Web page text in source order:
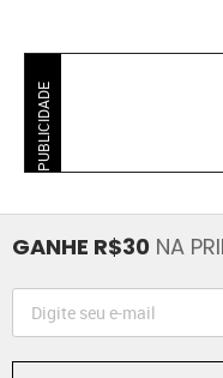
PUBLICIDADE
GANHE R$30 NA